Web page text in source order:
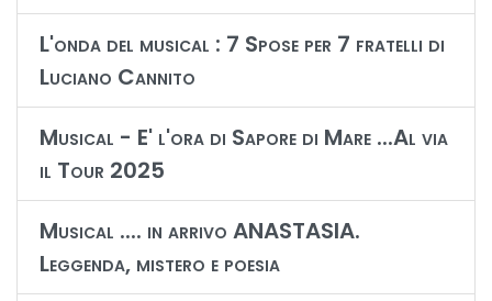
L'onda del musical : 7 Spose per 7 fratelli di
Luciano Cannito
Musical - E' l'ora di Sapore di Mare ...Al via
il Tour 2025
Musical .... in arrivo ANASTASIA.
Leggenda, mistero e poesia